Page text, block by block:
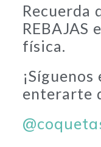
Recuerda
REBAJAS
física.
enterarte